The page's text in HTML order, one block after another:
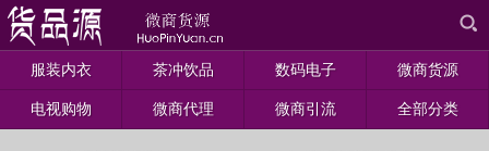
服装内衣 茶冲饮品 数码电子 微商货源
电视购物 微商代理 微商引流 全部分类